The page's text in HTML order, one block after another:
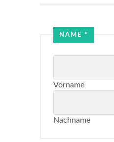
NAME *
Vorname
Nachname